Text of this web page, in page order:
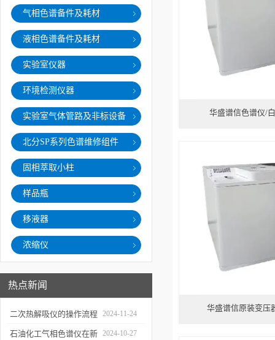
气相色谱备件及耗材
液相色谱备件及耗材
实验室仪器
环境检测仪器
实验室气体管路及非标设备
北分SP系列色谱维修组件
固相萃取小柱
样品瓶
移液器
浓缩仪
热点新闻
二次热解吸仪的操作流程
和使用注意事项
2024-11-24
石油化工气相色谱仪在新 2024-10-27
华盛谱信色谱仪/
华盛谱信原装变压